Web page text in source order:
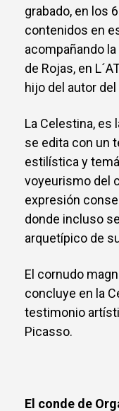
grabado, en los
contenidos en
acompañando
de Rojas, en
hijo del autor
La Celestina, es
se edita con un
estilística y
voyeurismo del
expresión
donde incluso
arquetípico de
El cornudo
concluye en la
testimonio
Picasso.
El conde de